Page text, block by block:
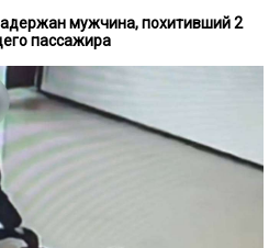
мужчина, похитивший 2
пассажира